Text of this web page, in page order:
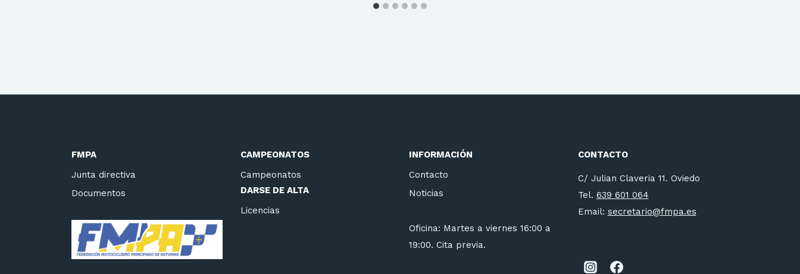
FMPA
Junta directiva
Documentos
CAMPEONATOS
Campeonatos
DARSE DE ALTA
Licencias
INFORMACIÓN
Contacto
Noticias
Oficina: Martes a viernes 16:00 a
19:00. Cita previa.
CONTACTO
C/ Julian Claveria 11. Oviedo
Tel. 639 601 064
Email: secretario@fmpa.es